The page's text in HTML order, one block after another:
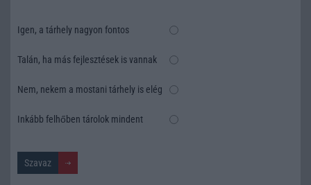
Igen, a tárhely nagyon fontos
Talán, ha más fejlesztések is vannak
Nem, nekem a mostani tárhely is elég
Inkább felhőben tárolok mindent